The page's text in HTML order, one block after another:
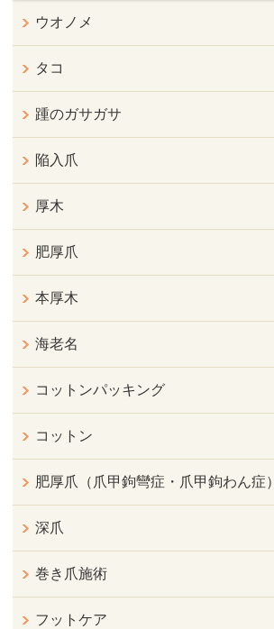
ウオノメ
タコ
踵のガサガサ
陥入爪
厚木
肥厚爪
本厚木
海老名
コットンパッキング
コットン
肥厚爪（爪甲鉤彎症・爪甲鉤わん症）
深爪
巻き爪施術
フットケア